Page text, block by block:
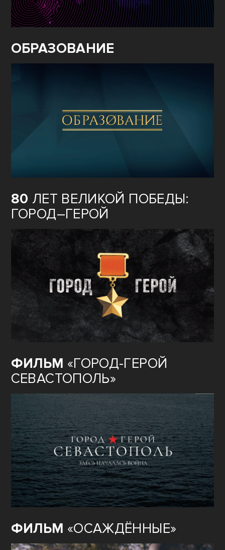
ОБРАЗОВАНИЕ
80 ЛЕТ ВЕЛИКОЙ ПОБЕДЫ:
ГОРОД–ГЕРОЙ
ФИЛЬМ «ГОРОД-ГЕРОЙ
СЕВАСТОПОЛЬ»
ФИЛЬМ «ОСАЖДЁННЫЕ»